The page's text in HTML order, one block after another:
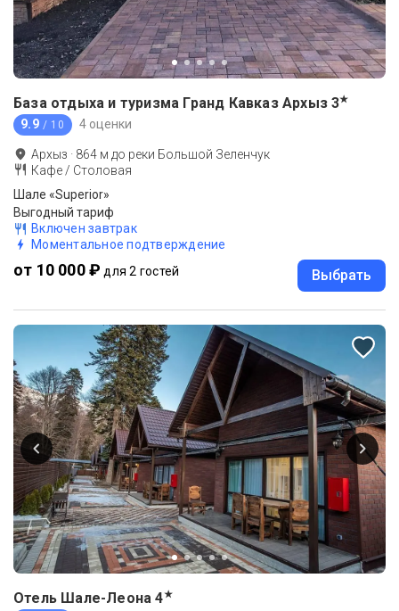
База отдыха и туризма Гранд Кавказ Архыз 3★
9.9 / 10 4 оценки
Архыз · 864 м до реки Большой Зеленчук
Кафе / Столовая
Шале «Superior»
Выгодный тариф
Включен завтрак
Моментальное подтверждение
от 10 000 ₽ для 2 гостей Выбрать
Отель Шале-Леона 4★